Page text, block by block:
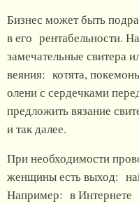
Бизнес может быть
в его рентабельности.
замечательные свитера
веяния: котята,
олени с сердечками
предложить вязание
и так далее.
При необходимости
женщины есть выход:
Например: в Интернете